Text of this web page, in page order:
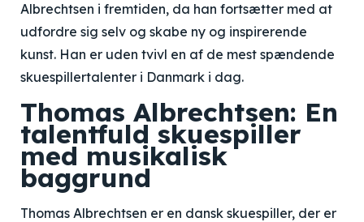
Albrechtsen i fremtiden, da han fortsætter med at
udfordre sig selv og skabe ny og inspirerende
kunst. Han er uden tvivl en af de mest spændende
skuespillertalenter i Danmark i dag.
Thomas Albrechtsen: En
talentfuld skuespiller
med musikalisk
baggrund
Thomas Albrechtsen er en dansk skuespiller, der er